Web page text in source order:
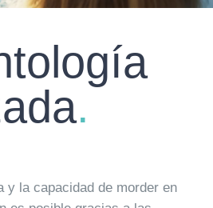
.
y la capacidad de morder en